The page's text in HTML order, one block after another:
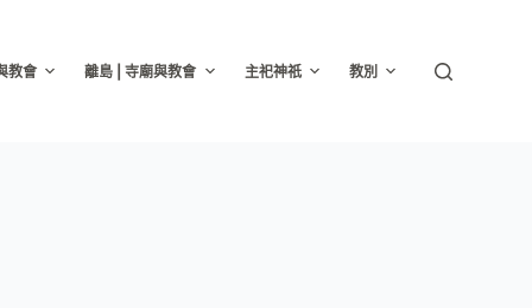
教會 離島 | 寺廟與教會 主祀神祇 教別